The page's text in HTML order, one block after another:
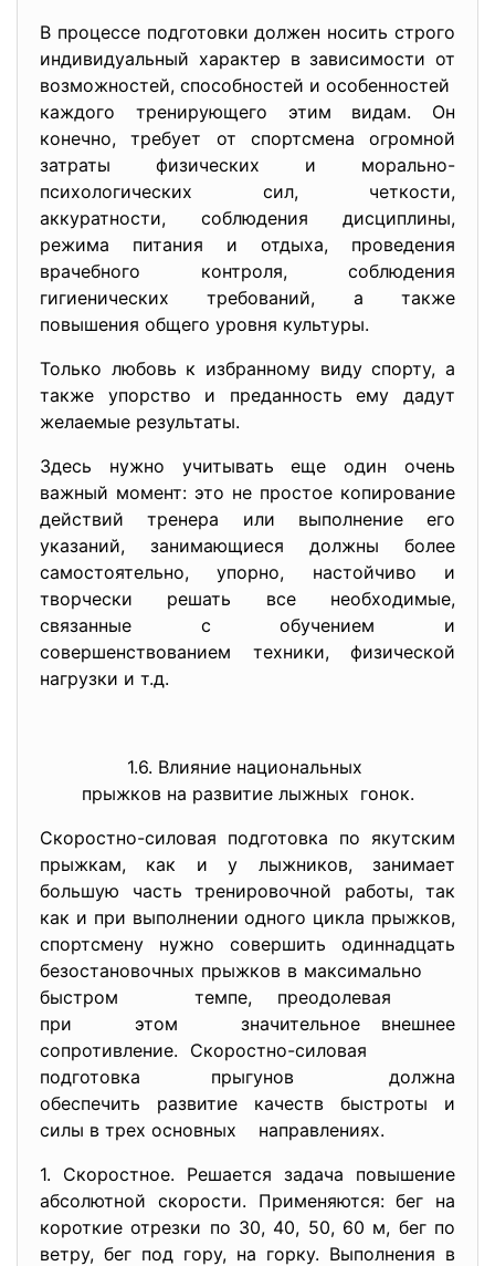
В процессе подготовки должен носить строго
индивидуальный характер в зависимости от
возможностей, способностей и особенностей
каждого тренирующего этим видам. Он
конечно, требует от спортсмена огромной
затраты физических и морально-
психологических сил, четкости,
аккуратности, соблюдения дисциплины,
режима питания и отдыха, проведения
врачебного контроля, соблюдения
гигиенических требований, а также
повышения общего уровня культуры.
Только любовь к избранному виду спорту, а
также упорство и преданность ему дадут
желаемые результаты.
Здесь нужно учитывать еще один очень
важный момент: это не простое копирование
действий тренера или выполнение его
указаний, занимающиеся должны более
самостоятельно, упорно, настойчиво и
творчески решать все необходимые,
связанные с обучением и
совершенствованием техники, физической
нагрузки и т.д.
1.6. Влияние национальных
прыжков на развитие лыжных гонок.
Скоростно-силовая подготовка по якутским
прыжкам, как и у лыжников, занимает
большую часть тренировочной работы, так
как и при выполнении одного цикла прыжков,
спортсмену нужно совершить одиннадцать
безостановочных прыжков в максимально
быстром темпе, преодолевая
при этом значительное внешнее
сопротивление. Скоростно-силовая
подготовка прыгунов должна
обеспечить развитие качеств быстроты и
силы в трех основных направлениях.
1. Скоростное. Решается задача повышение
абсолютной скорости. Применяются: бег на
короткие отрезки по 30, 40, 50, 60 м, бег по
ветру, бег под гору, на горку. Выполнения в